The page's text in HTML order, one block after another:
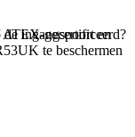
ingangspoort en
te beschermen
gecertificeerd?